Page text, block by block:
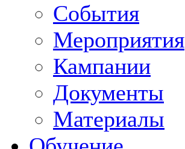
События
Мероприятия
Кампании
Документы
Материалы